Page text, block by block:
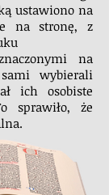
ustawiono na
na stronę, z
na
wybierali
ich osobiste
sprawiło, że